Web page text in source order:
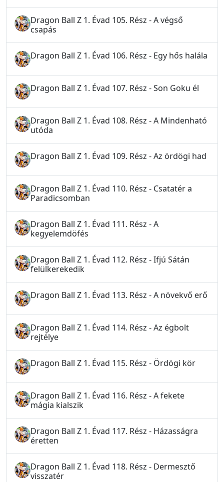
Dragon Ball Z 1. Évad 105. Rész - A végső
csapás
Dragon Ball Z 1. Évad 106. Rész - Egy hős halála
Dragon Ball Z 1. Évad 107. Rész - Son Goku él
Dragon Ball Z 1. Évad 108. Rész - A Mindenható
utóda
Dragon Ball Z 1. Évad 109. Rész - Az ördögi had
Dragon Ball Z 1. Évad 110. Rész - Csatatér a
Paradicsomban
Dragon Ball Z 1. Évad 111. Rész - A
kegyelemdöfés
Dragon Ball Z 1. Évad 112. Rész - Ifjú Sátán
felülkerekedik
Dragon Ball Z 1. Évad 113. Rész - A növekvő erő
Dragon Ball Z 1. Évad 114. Rész - Az égbolt
rejtélye
Dragon Ball Z 1. Évad 115. Rész - Ördögi kör
Dragon Ball Z 1. Évad 116. Rész - A fekete
mágia kialszik
Dragon Ball Z 1. Évad 117. Rész - Házasságra
éretten
Dragon Ball Z 1. Évad 118. Rész - Dermesztő
visszatér